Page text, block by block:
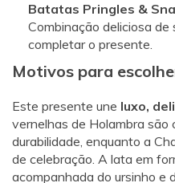
Batatas Pringles &
Combinação deliciosa de
completar o presente.
Motivos para
Este presente une luxo,
vernelhas de Holambra são
durabilidade, enquanto a
de celebração. A lata em
acompanhada do ursinho e